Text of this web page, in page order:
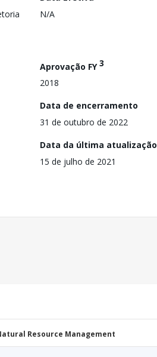
N/A
Aprovação FY3
2018
Data de encerramento
31 de outubro de 2022
Data da última atualização
15 de julho de 2021
Resource Management